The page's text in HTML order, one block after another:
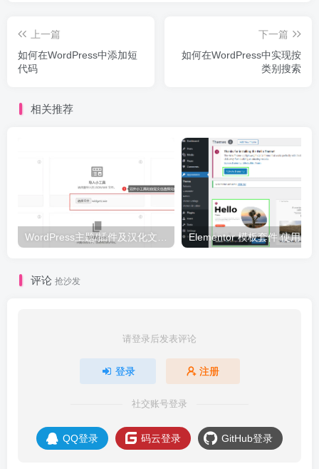
上一篇
如何在WordPress中添加短
代码
下一篇
如何在WordPress中实现按
类别搜索
相关推荐
评论 抢沙发
请登录后发表评论
登录 注册
社交账号登录
QQ登录 码云登录 GitHub登录